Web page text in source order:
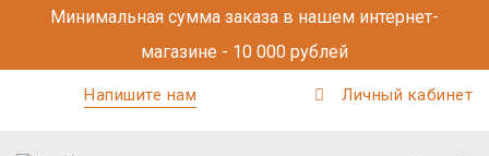
Минимальная сумма заказа в нашем интернет-
магазине - 10 000 рублей
Напишите нам Личный кабинет